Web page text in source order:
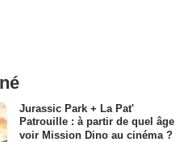
Jurassic Park + La Pat'
Patrouille : à partir de quel âge
voir Mission Dino au cinéma ?